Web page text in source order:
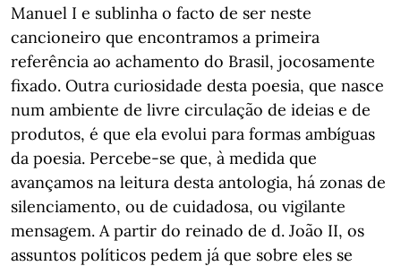
Manuel I e sublinha o facto de ser neste
cancioneiro que encontramos a primeira
referência ao achamento do Brasil, jocosamente
fixado. Outra curiosidade desta poesia, que nasce
num ambiente de livre circulação de ideias e de
produtos, é que ela evolui para formas ambíguas
da poesia. Percebe-se que, à medida que
avançamos na leitura desta antologia, há zonas de
silenciamento, ou de cuidadosa, ou vigilante
mensagem. A partir do reinado de d. João II, os
assuntos políticos pedem já que sobre eles se